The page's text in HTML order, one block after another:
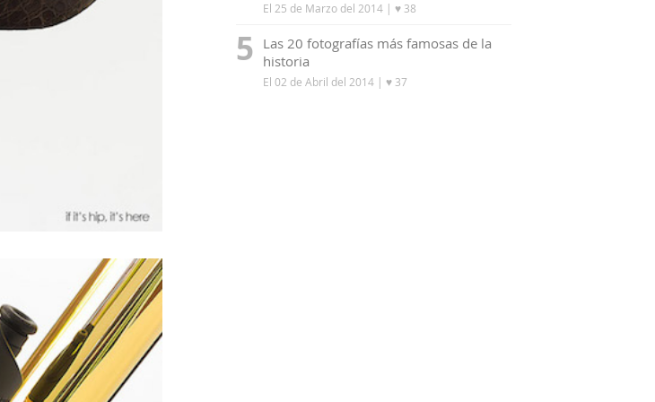
El 25 de Marzo del 2014| ♥ 38
5 Las 20 fotografías más famosas de la
historia
El 02 de Abril del 2014| ♥ 37